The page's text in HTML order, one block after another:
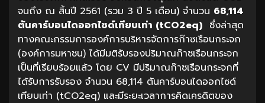
จนถึง ณ สิ้นปี 2561 (รวม 3 ปี 5 เดือน) จำนวน 68,114
ตันคาร์บอนไดออกไซด์เทียบเท่า (tCO2eq) ซึ่งล่าสุด
ทางคณะกรรมการองค์การบริหารจัดการก๊าซเรือนกระจก
(องค์การมหาชน) ได้มีมติรับรองปริมาณก๊าซเรือนกระจก
เป็นที่เรียบร้อยแล้ว โดย CV มีปริมาณก๊าซเรือนกระจกที่
ได้รับการรับรอง จำนวน 68,114 ตันคาร์บอนไดออกไซด์
เทียบเท่า (tCO2eq) และมีระยะเวลาการคิดเครดิตของ